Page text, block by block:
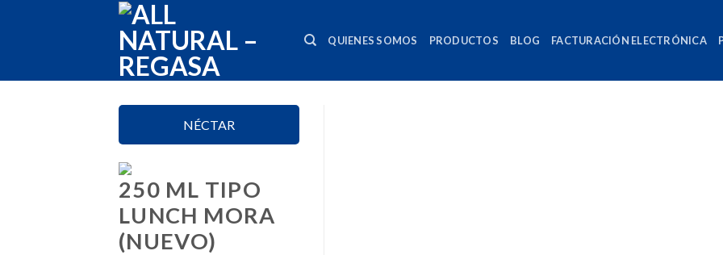
QUIENES SOMOS PRODUCTOS BLOG FACTURACIÓN ELECTRÓNICA
NÉCTAR
250 ML TIPO
LUNCH MORA
(NUEVO)